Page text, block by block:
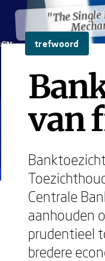
"The
"The
trefwoord
van
Centrale
aanhouden
prudentieel
bredere